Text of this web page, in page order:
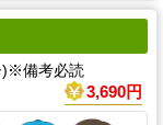
)※備考必読
3,690円